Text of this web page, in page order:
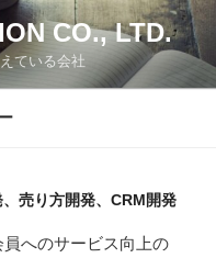
CO., LTD.
ている会社
売り方開発、CRM開発
へのサービス向上の